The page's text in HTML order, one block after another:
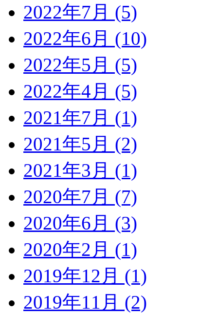
2022年7月 (5)
2022年6月 (10)
2022年5月 (5)
2022年4月 (5)
2021年7月 (1)
2021年5月 (2)
2021年3月 (1)
2020年7月 (7)
2020年6月 (3)
2020年2月 (1)
2019年12月 (1)
2019年11月 (2)